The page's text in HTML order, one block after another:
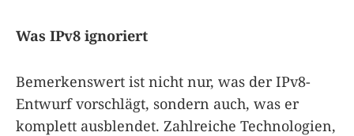
Was IPv8 ignoriert
Bemerkenswert ist nicht nur, was der IPv8-
Entwurf vorschlägt, sondern auch, was er
komplett ausblendet. Zahlreiche Technologien,